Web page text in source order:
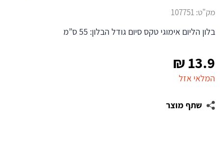
13.9
₪
המלאי אזל
שתף מוצר
מק"ט: 107751
בלון הליום אימוגי טקס סיום גודל הבלון: 55 ס”מ